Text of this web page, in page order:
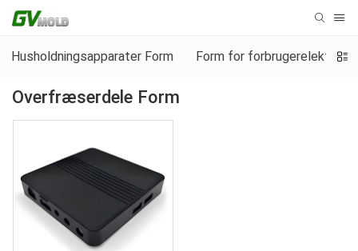
Husholdningsapparater Form Form for forbrugerelektronik
Overfræserdele Form